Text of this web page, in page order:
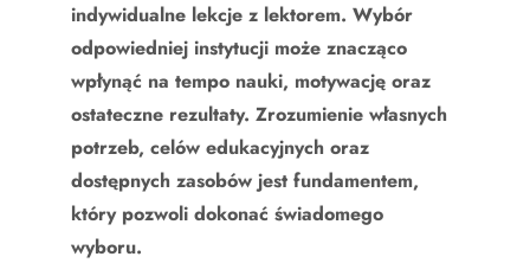
indywidualne lekcje z lektorem. Wybór
odpowiedniej instytucji może znacząco
wpłynąć na tempo nauki, motywację oraz
ostateczne rezultaty. Zrozumienie własnych
potrzeb, celów edukacyjnych oraz
dostępnych zasobów jest fundamentem,
który pozwoli dokonać świadomego
wyboru.